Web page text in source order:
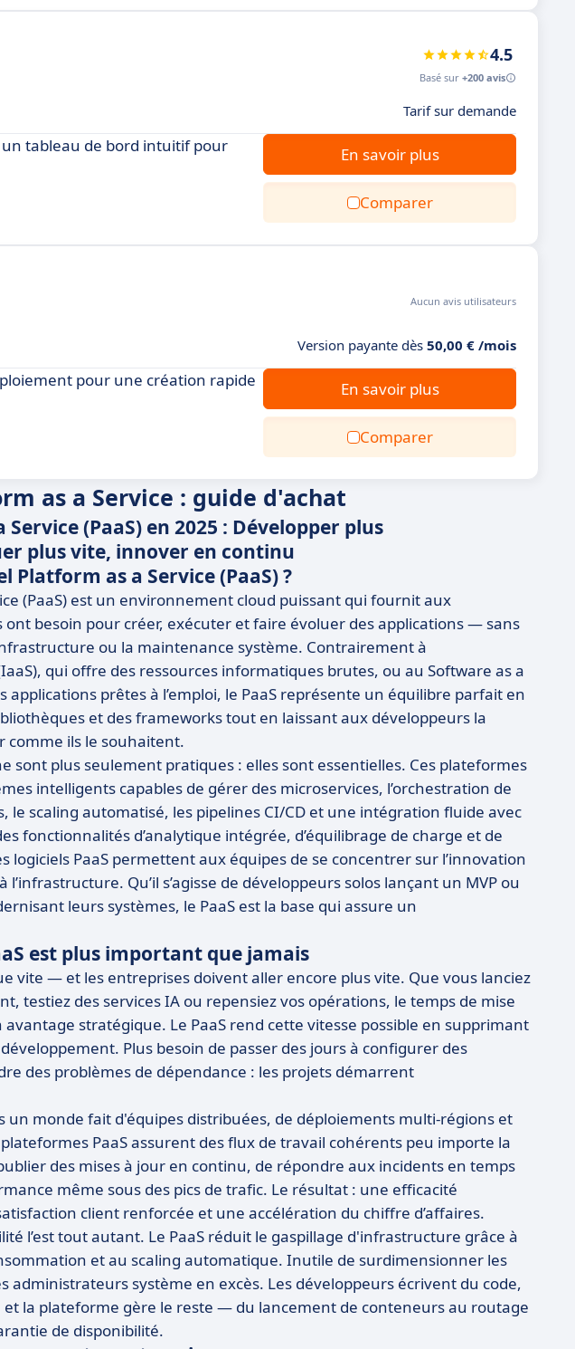
4.5
Basé sur +200 avis
Tarif sur demande
tableau de bord intuitif pour
En savoir plus
Comparer
Aucun avis utilisateurs
Version payante dès 50,00 € /mois
pour une création rapide
En savoir plus
Comparer
as a Service : guide d'achat
(PaaS) en 2025 : Développer plus
plus vite, innover en continu
Platform as a Service (PaaS) ?
(PaaS) est un environnement cloud puissant qui fournit aux
besoin pour créer, exécuter et faire évoluer des applications — sans
ou la maintenance système. Contrairement à
qui offre des ressources informatiques brutes, ou au Software as a
applications prêtes à l’emploi, le PaaS représente un équilibre parfait en
et des frameworks tout en laissant aux développeurs la
comme ils le souhaitent.
sont plus seulement pratiques : elles sont essentielles. Ces plateformes
intelligents capables de gérer des microservices, l’orchestration de
le scaling automatisé, les pipelines CI/CD et une intégration fluide avec
fonctionnalités d’analytique intégrée, d’équilibrage de charge et de
logiciels PaaS permettent aux équipes de se concentrer sur l’innovation
Qu’il s’agisse de développeurs solos lançant un MVP ou
leurs systèmes, le PaaS est la base qui assure un
est plus important que jamais
vite — et les entreprises doivent aller encore plus vite. Que vous lanciez
testiez des services IA ou repensiez vos opérations, le temps de mise
stratégique. Le PaaS rend cette vitesse possible en supprimant
Plus besoin de passer des jours à configurer des
des problèmes de dépendance : les projets démarrent
un monde fait d'équipes distribuées, de déploiements multi-régions et
PaaS assurent des flux de travail cohérents peu importe la
des mises à jour en continu, de répondre aux incidents en temps
même sous des pics de trafic. Le résultat : une efficacité
client renforcée et une accélération du chiffre d’affaires.
l’est tout autant. Le PaaS réduit le gaspillage d'infrastructure grâce à
et au scaling automatique. Inutile de surdimensionner les
administrateurs système en excès. Les développeurs écrivent du code,
la plateforme gère le reste — du lancement de conteneurs au routage
de disponibilité.